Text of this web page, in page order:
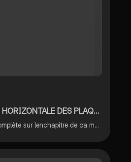
DES PLAQUES LITHOSPHÈRIQUES
Fiche de révision complète sur lenchapitre de oa mobilité des plaques en spé SVT première.